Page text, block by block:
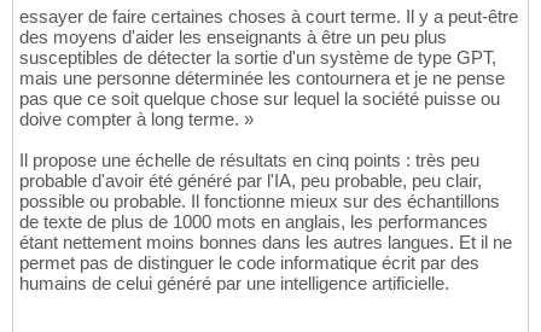
essayer de faire certaines choses à court terme. Il y a peut-être
des moyens d'aider les enseignants à être un peu plus
susceptibles de détecter la sortie d'un système de type GPT,
mais une personne déterminée les contournera et je ne pense
pas que ce soit quelque chose sur lequel la société puisse ou
doive compter à long terme. »
Il propose une échelle de résultats en cinq points : très peu
probable d'avoir été généré par l'IA, peu probable, peu clair,
possible ou probable. Il fonctionne mieux sur des échantillons
de texte de plus de 1000 mots en anglais, les performances
étant nettement moins bonnes dans les autres langues. Et il ne
permet pas de distinguer le code informatique écrit par des
humains de celui généré par une intelligence artificielle.